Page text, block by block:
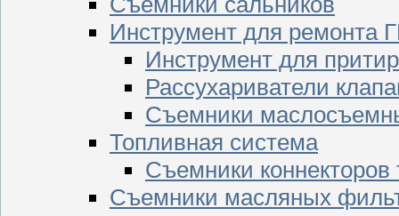
Инструмент для ремонта
Инструмент для
Рассухариватели
Съемники
Топливная система
Съемники
Съемники масляных